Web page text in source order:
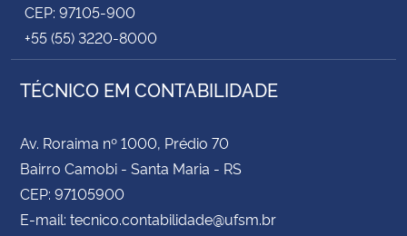
CEP: 97105-900
+55 (55) 3220-8000
TÉCNICO EM CONTABILIDADE
Av. Roraima nº 1000, Prédio 70
Bairro Camobi - Santa Maria - RS
CEP: 97105900
E-mail: tecnico.contabilidade@ufsm.br